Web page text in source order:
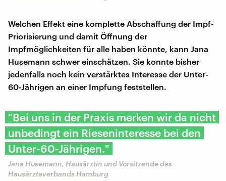
Welchen Effekt eine komplette Abschaffung der Impf-
Priorisierung und damit Öffnung der
Impfmöglichkeiten für alle haben könnte, kann Jana
Husemann schwer einschätzen. Sie konnte bisher
jedenfalls noch kein verstärktes Interesse der Unter-
60-Jährigen an einer Impfung feststellen.
"Bei uns in der Praxis merken wir da nicht
unbedingt ein Rieseninteresse bei den
Unter-60-Jährigen."
Jana Husemann, Hausärztin und Vorsitzende des
Hausärzteverbands Hamburg